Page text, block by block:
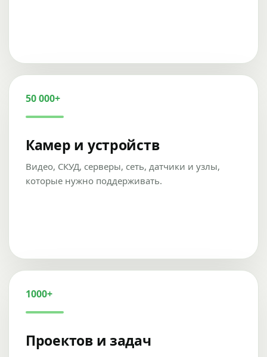
50 000+
Камер и устройств
Видео, СКУД, серверы, сеть, датчики и узлы,
которые нужно поддерживать.
1000+
Проектов и задач